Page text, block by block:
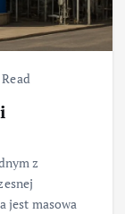
z
jest masowa